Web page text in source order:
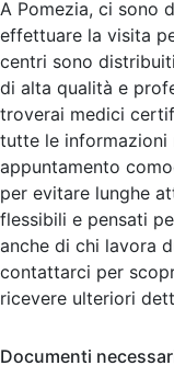
A Pomezia, ci sono
effettuare la visita
centri sono
di alta qualità e
troverai medici
tutte le informazioni
appuntamento
per evitare lunghe
flessibili e pensati
anche di chi lavora
contattarci per
ricevere ulteriori
Documenti